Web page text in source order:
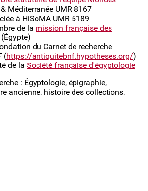
& Méditerranée UMR 8167
à HiSoMA UMR 5189
de la mission française des
(Égypte)
du Carnet de recherche
(https://antiquitebnf.hypotheses.org/)
de la Société française d'égyptologie
: Égyptologie, épigraphie,
ancienne, histoire des collections,